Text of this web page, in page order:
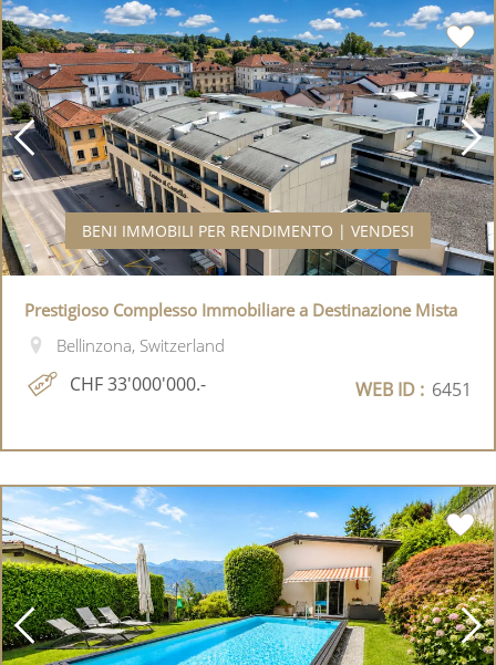
BENI IMMOBILI PER RENDIMENTO | VENDESI
Prestigioso Complesso Immobiliare a Destinazione Mista
Bellinzona, Switzerland
CHF 33'000'000.- WEB ID : 6451